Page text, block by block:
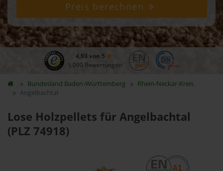
Preis berechnen
4,93 von 5
5.090 Bewertungen
Bundesland Baden-Württemberg
Rhein-Neckar-Kreis
Angelbachtal
Lose Holzpellets für Angelbachtal
(PLZ 74918)